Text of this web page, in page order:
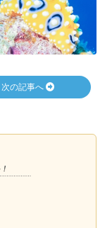
次の記事へ